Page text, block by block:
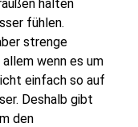
halten
fühlen.
strenge
wenn es um
einfach so auf
Deshalb gibt
den